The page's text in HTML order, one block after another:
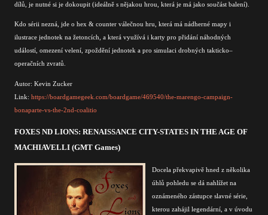
dílů, je nutné si je dokoupit (ideálně s nějakou hrou, která je má jako součást balení).
Kdo sérii nezná, jde o hex & counter válečnou hru, která má nádherné mapy i
ilustrace jednotek na žetoncích, a která využívá i karty pro přidání náhodných
událostí, omezení velení, zpoždění jednotek a pro simulaci drobných takticko–
operačních zvratů.
Autor: Kevin Zucker
Link: https://boardgamegeek.com/boardgame/469540/the-marengo-campaign-
bonaparte-vs-the-2nd-coalitio
FOXES ND LIONS: RENAISSANCE CITY-STATES IN THE AGE OF
MACHIAVELLI (GMT Games)
Docela překvapivě hned z několika
úhlů pohledu se dá nahlížet na
oznámeného zástupce slavné série,
kterou zahájil legendární, a v úvodu